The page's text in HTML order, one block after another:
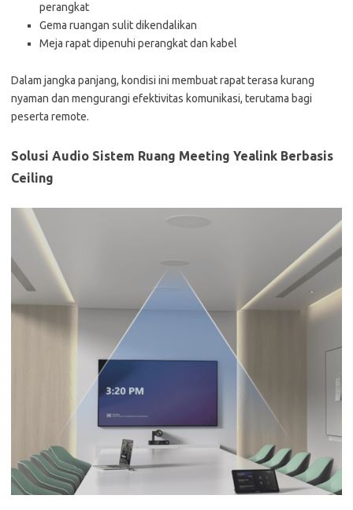
perangkat
Gema ruangan sulit dikendalikan
Meja rapat dipenuhi perangkat dan kabel
Dalam jangka panjang, kondisi ini membuat rapat terasa kurang
nyaman dan mengurangi efektivitas komunikasi, terutama bagi
peserta remote.
Solusi Audio Sistem Ruang Meeting Yealink Berbasis
Ceiling